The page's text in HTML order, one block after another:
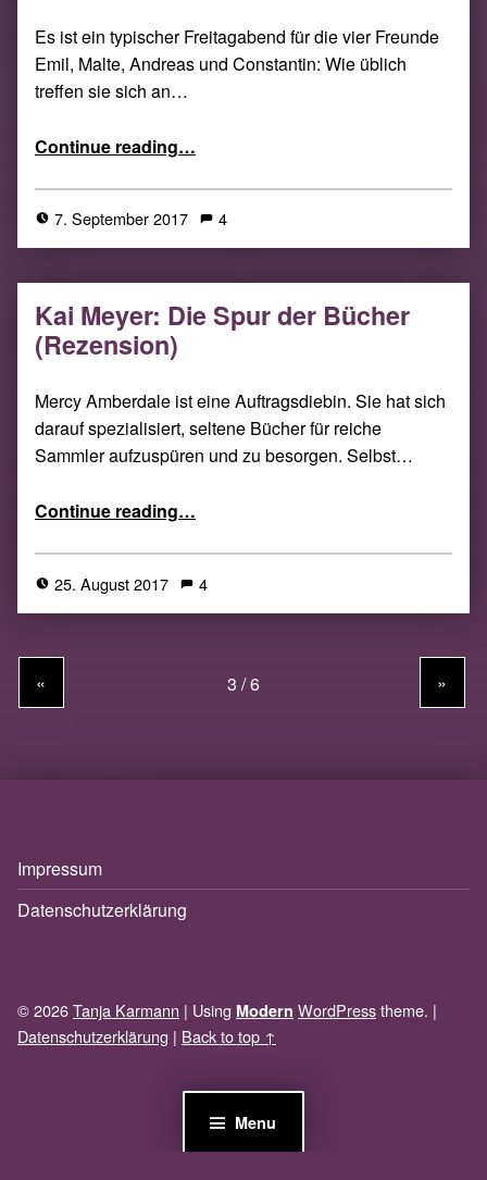
Menu
Es ist ein typischer Freitagabend für die vier Freunde
Emil, Malte, Andreas und Constantin: Wie üblich
treffen sie sich an…
Continue reading…
7. September 2017 4
Kai Meyer: Die Spur der Bücher
(Rezension)
Mercy Amberdale ist eine Auftragsdiebin. Sie hat sich
darauf spezialisiert, seltene Bücher für reiche
Sammler aufzuspüren und zu besorgen. Selbst…
Continue reading…
25. August 2017 4
« »
Impressum
Datenschutzerklärung
© 2026Tanja Karmann | Using Modern WordPresstheme. |
Datenschutzerklärung | Back to top ↑